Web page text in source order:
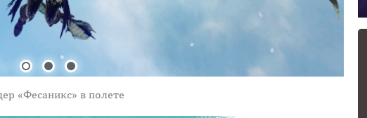
«Фесаникс» в полете